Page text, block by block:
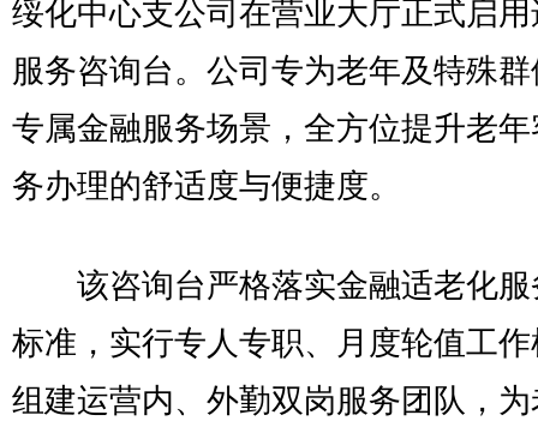
绥化中心支公司在营业大厅正式启
服务咨询台。公司专为老年及特殊
专属金融服务场景，全方位提升老
务办理的舒适度与便捷度。
该咨询台严格落实金融适老化服
标准，实行专人专职、月度轮值工
组建运营内、外勤双岗服务团队，